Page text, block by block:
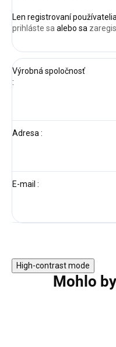
Len registrovaní
prihláste sa alebo sa
Výrobná spoločnosť
:
Adresa :
E-mail :
High-contrast mode
Mohlo